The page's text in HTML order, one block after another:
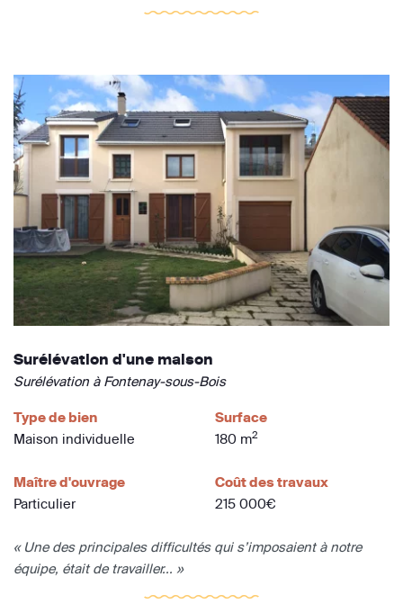
Surélévation d'une maison
Surélévation à Fontenay-sous-Bois
Type de bien
Maison individuelle
Surface
180 m2
Maître d'ouvrage
Particulier
Coût des travaux
215 000€
« Une des principales difficultés qui s’imposaient à notre
équipe, était de travailler... »